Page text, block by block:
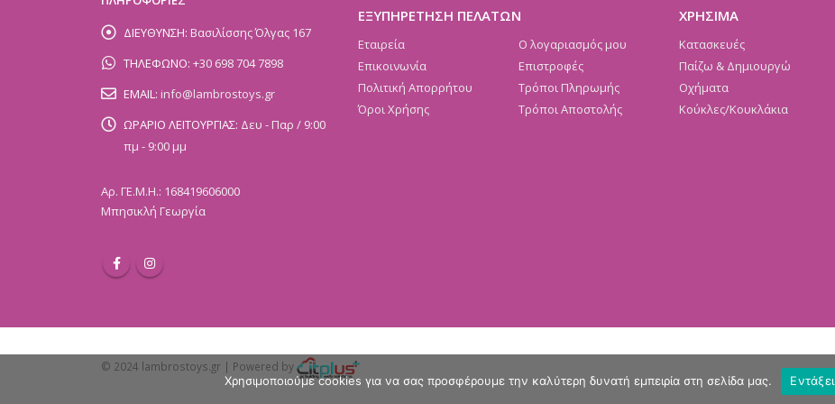
ΔΙΕΥΘΥΝΣΗ: Βασιλίσσης Όλγας 167
ΤΗΛΕΦΩΝΟ: +30 698 704 7898
EMAIL: info@lambrostoys.gr
ΩΡΑΡΙΟ ΛΕΙΤΟΥΡΓΙΑΣ: Δευ - Παρ / 9:00
πμ - 9:00 μμ
Αρ. ΓΕ.Μ.Η.: 168419606000
Μπησικλή Γεωργία
ΕΞΥΠΗΡΕΤΗΣΗ ΠΕΛΑΤΩΝ
Εταιρεία
Επικοινωνία
Πολιτική Απορρήτου
Όροι Χρήσης
Ο λογαριασμός μου
Επιστροφές
Τρόποι Πληρωμής
Τρόποι Αποστολής
ΧΡΗΣΙΜΑ
Κατασκευές
Παίζω & Δημιουργώ
Οχήματα
Κούκλες/Κουκλάκια
© 2024 lambrostoys.gr | Powered by
Χρησιμοποιούμε cookies για να σας προσφέρουμε την καλύτερη δυνατή εμπειρία στη σελίδα μας.
Εντάξει